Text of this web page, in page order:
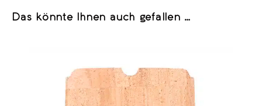
Das könnte Ihnen auch gefallen …